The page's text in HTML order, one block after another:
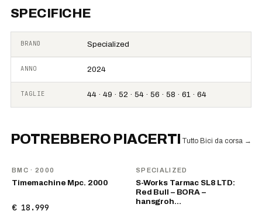
SPECIFICHE
BRAND Specialized
ANNO 2024
TAGLIE 44 · 49 · 52 · 54 · 56 · 58 · 61 · 64
POTREBBERO PIACERTI Tutto Bici da corsa →
BMC · 2000
Timemachine Mpc. 2000
€ 18.999
SPECIALIZED
S-Works Tarmac SL8 LTD:
Red Bull – BORA –
hansgroh…